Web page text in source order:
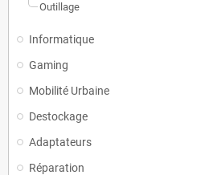
Outillage
Informatique
Gaming
Mobilité Urbaine
Destockage
Adaptateurs
Réparation